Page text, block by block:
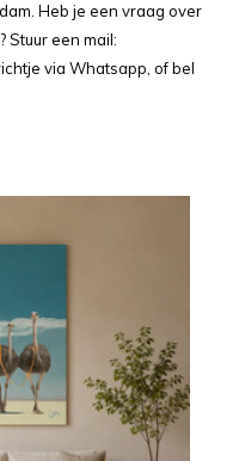
Heb je een vraag over
? Stuur een mail:
via Whatsapp, of bel